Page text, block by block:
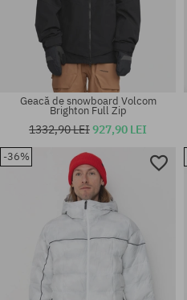
Mărimi existente:
Geacă de snowboard Volcom
Brighton Full Zip
1332,90 LEI927,90 LEI
-36%